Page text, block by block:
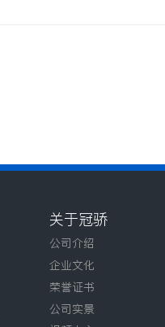
关于冠骄
公司介绍
企业文化
荣誉证书
公司实景